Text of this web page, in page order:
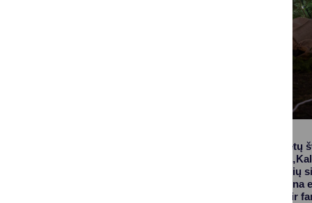
Laukiamiausios metų
kartu tradiciniame
ir daugiausia žmonių
kelionę, kur
istorijos, svajonės ir